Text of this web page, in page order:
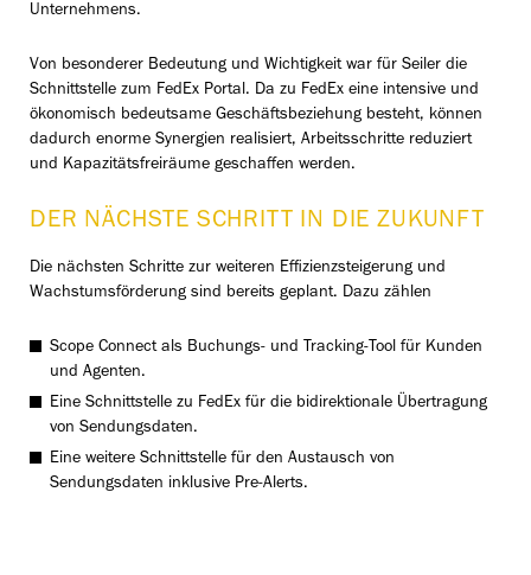
Unternehmens.
Von besonderer Bedeutung und Wichtigkeit war für Seiler die
Schnittstelle zum FedEx Portal. Da zu FedEx eine intensive und
ökonomisch bedeutsame Geschäftsbeziehung besteht, können
dadurch enorme Synergien realisiert, Arbeitsschritte reduziert
und Kapazitätsfreiräume geschaffen werden.
DER NÄCHSTE SCHRITT IN DIE ZUKUNFT
Die nächsten Schritte zur weiteren Effizienzsteigerung und
Wachstumsförderung sind bereits geplant. Dazu zählen
Scope Connect als Buchungs- und Tracking-Tool für Kunden
und Agenten.
Eine Schnittstelle zu FedEx für die bidirektionale Übertragung
von Sendungsdaten.
Eine weitere Schnittstelle für den Austausch von
Sendungsdaten inklusive Pre-Alerts.